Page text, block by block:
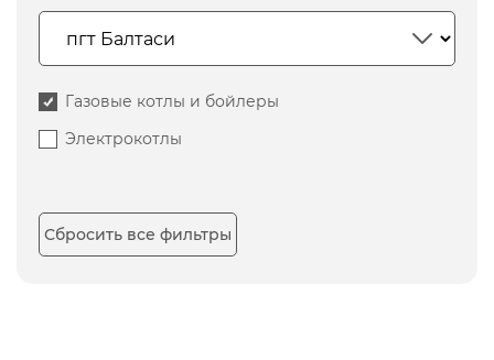
Газовые котлы и бойлеры
Электрокотлы
Сбросить все фильтры